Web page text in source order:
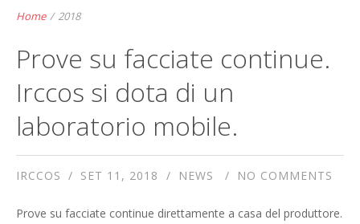
Home / 2018
Prove su facciate continue.
Irccos si dota di un
laboratorio mobile.
IRCCOS SET 11, 2018 NEWS NO COMMENTS
Prove su facciate continue direttamente a casa del produttore.